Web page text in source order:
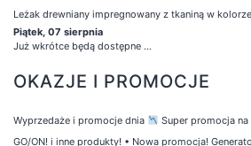
Leżak drewniany impregnowany z tkaniną w
Piątek, 07 sierpnia
Już wkrótce będą dostępne ...
OKAZJE I PROMOCJE
Wyprzedaże i promocje dnia
Super promocja
GO/ON! i inne produkty! • Nowa promocja!